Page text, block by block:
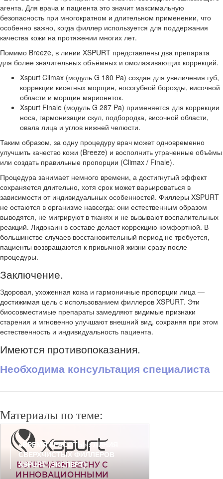
агента. Для врача и пациента это значит максимальную
безопасность при многократном и длительном применении, что
особенно важно, когда филлер используется для поддержания
качества кожи на протяжении многих лет.
Помимо Breeze, в линии XSPURT представлены два препарата
для более значительных объёмных и омолаживающих коррекций.
Xspurt Climax (модуль G 180 Pa) создан для увеличения губ,
коррекции кисетных морщин, носогубной борозды, височной
области и морщин марионеток.
Xspurt Finale (модуль G 287 Pa) применяется для коррекции
носа, гармонизации скул, подбородка, височной области,
овала лица и углов нижней челюсти.
Таким образом, за одну процедуру врач может одновременно
улучшить качество кожи (Breeze) и восполнить утраченные объёмы
или создать правильные пропорции (Climax / Finale).
Процедура занимает немного времени, а достигнутый эффект
сохраняется длительно, хотя срок может варьироваться в
зависимости от индивидуальных особенностей. Филлеры XSPURT
не остаются в организме навсегда: они естественным образом
выводятся, не мигрируют в тканях и не вызывают воспалительных
реакций. Лидокаин в составе делает коррекцию комфортной. В
большинстве случаев восстановительный период не требуется,
пациенты возвращаются к привычной жизни сразу после
процедуры.
Заключение.
Здоровая, ухоженная кожа и гармоничные пропорции лица —
достижимая цель с использованием филлеров XSPURT. Эти
биосовместимые препараты замедляют видимые признаки
старения и мгновенно улучшают внешний вид, сохраняя при этом
естественность и индивидуальность пациента.
Имеются противопоказания.
Необходима консультация специалиста
Материалы по теме:
«ВРЕМЯ КРАСОТЫ»: ЛИНИЯ
СВЕРХЧИСТЫХ ФИЛЛЕРОВ
XSPURT (ЭКСПЕРТ)